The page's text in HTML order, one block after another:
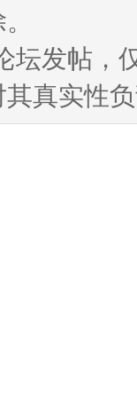
坛发帖，
真实性